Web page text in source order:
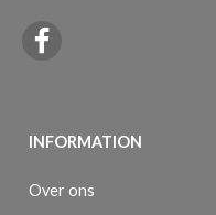
INFORMATION
Over ons